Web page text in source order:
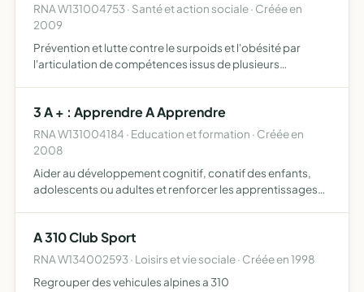
RNA W131004753 · Santé et action sociale · Créée en
2009
Prévention et lutte contre le surpoids et l'obésité par
l'articulation de compétences issus de plusieurs
3 A + : Apprendre A Apprendre
RNA W131004184 · Education et formation · Créée en
2008
Aider au développement cognitif, conatif des enfants,
adolescents ou adultes et renforcer les apprentissages
A 310 Club Sport
RNA W134002593 · Loisirs et vie sociale · Créée en 1998
Regrouper des vehicules alpines a 310